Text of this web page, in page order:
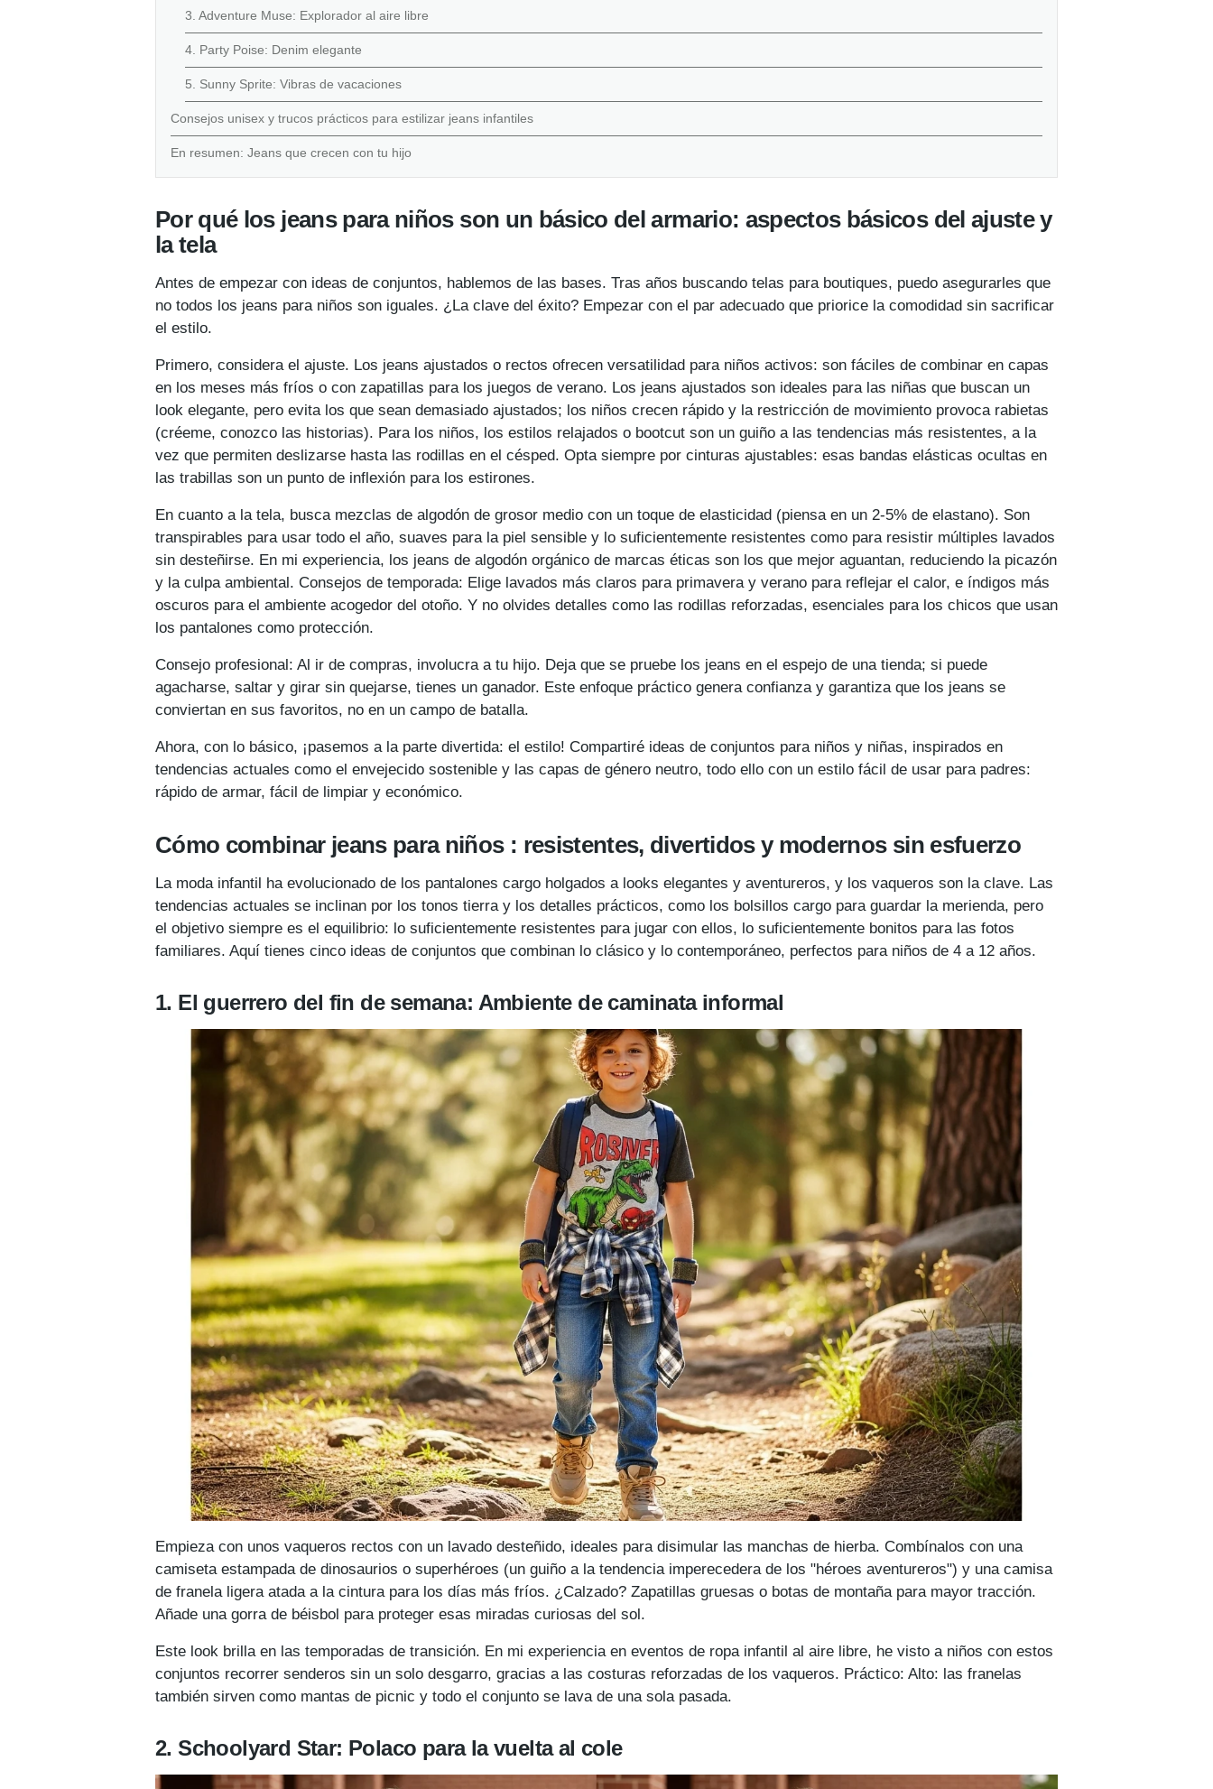
3. Adventure Muse: Explorador al aire libre
4. Party Poise: Denim elegante
5. Sunny Sprite: Vibras de vacaciones
Consejos unisex y trucos prácticos para estilizar jeans infantiles
En resumen: Jeans que crecen con tu hijo
Por qué los jeans para niños son un básico del armario: aspectos básicos del ajuste y
la tela
Antes de empezar con ideas de conjuntos, hablemos de las bases. Tras años buscando telas para boutiques, puedo asegurarles que
no todos los jeans para niños son iguales. ¿La clave del éxito? Empezar con el par adecuado que priorice la comodidad sin sacrificar
el estilo.
Primero, considera el ajuste. Los jeans ajustados o rectos ofrecen versatilidad para niños activos: son fáciles de combinar en capas
en los meses más fríos o con zapatillas para los juegos de verano. Los jeans ajustados son ideales para las niñas que buscan un
look elegante, pero evita los que sean demasiado ajustados; los niños crecen rápido y la restricción de movimiento provoca rabietas
(créeme, conozco las historias). Para los niños, los estilos relajados o bootcut son un guiño a las tendencias más resistentes, a la
vez que permiten deslizarse hasta las rodillas en el césped. Opta siempre por cinturas ajustables: esas bandas elásticas ocultas en
las trabillas son un punto de inflexión para los estirones.
En cuanto a la tela, busca mezclas de algodón de grosor medio con un toque de elasticidad (piensa en un 2-5% de elastano). Son
transpirables para usar todo el año, suaves para la piel sensible y lo suficientemente resistentes como para resistir múltiples lavados
sin desteñirse. En mi experiencia, los jeans de algodón orgánico de marcas éticas son los que mejor aguantan, reduciendo la picazón
y la culpa ambiental. Consejos de temporada: Elige lavados más claros para primavera y verano para reflejar el calor, e índigos más
oscuros para el ambiente acogedor del otoño. Y no olvides detalles como las rodillas reforzadas, esenciales para los chicos que usan
los pantalones como protección.
Consejo profesional: Al ir de compras, involucra a tu hijo. Deja que se pruebe los jeans en el espejo de una tienda; si puede
agacharse, saltar y girar sin quejarse, tienes un ganador. Este enfoque práctico genera confianza y garantiza que los jeans se
conviertan en sus favoritos, no en un campo de batalla.
Ahora, con lo básico, ¡pasemos a la parte divertida: el estilo! Compartiré ideas de conjuntos para niños y niñas, inspirados en
tendencias actuales como el envejecido sostenible y las capas de género neutro, todo ello con un estilo fácil de usar para padres:
rápido de armar, fácil de limpiar y económico.
Cómo combinar jeans para niños: resistentes, divertidos y modernos sin esfuerzo
La moda infantil ha evolucionado de los pantalones cargo holgados a looks elegantes y aventureros, y los vaqueros son la clave. Las
tendencias actuales se inclinan por los tonos tierra y los detalles prácticos, como los bolsillos cargo para guardar la merienda, pero
el objetivo siempre es el equilibrio: lo suficientemente resistentes para jugar con ellos, lo suficientemente bonitos para las fotos
familiares. Aquí tienes cinco ideas de conjuntos que combinan lo clásico y lo contemporáneo, perfectos para niños de 4 a 12 años.
1. El guerrero del fin de semana: Ambiente de caminata informal
Empieza con unos vaqueros rectos con un lavado desteñido, ideales para disimular las manchas de hierba. Combínalos con una
camiseta estampada de dinosaurios o superhéroes (un guiño a la tendencia imperecedera de los "héroes aventureros") y una camisa
de franela ligera atada a la cintura para los días más fríos. ¿Calzado? Zapatillas gruesas o botas de montaña para mayor tracción.
Añade una gorra de béisbol para proteger esas miradas curiosas del sol.
Este look brilla en las temporadas de transición. En mi experiencia en eventos de ropa infantil al aire libre, he visto a niños con estos
conjuntos recorrer senderos sin un solo desgarro, gracias a las costuras reforzadas de los vaqueros. Práctico: Alto: las franelas
también sirven como mantas de picnic y todo el conjunto se lava de una sola pasada.
2. Schoolyard Star: Polaco para la vuelta al cole